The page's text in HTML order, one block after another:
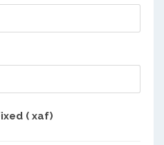
( xaf)